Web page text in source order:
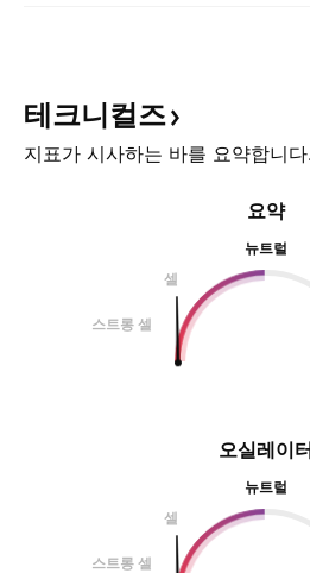
테크니컬즈
지표가 시사하는 바를 요약합니다.
오실레이터
뉴트럴
셀
스트롱 셀
요약
뉴트럴
셀
스트롱 셀